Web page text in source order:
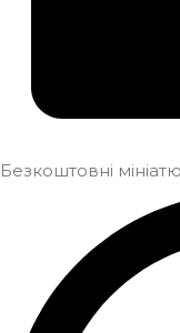
Безкоштовні